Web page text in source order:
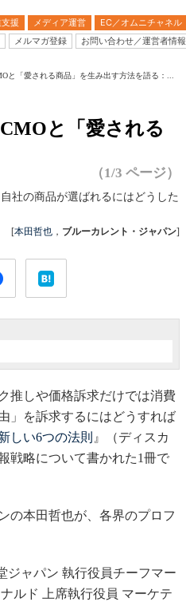
援 メディア運営 EC／オムニチャネル
メルマガ登録 お問い合わせ／運営者情報
と「愛される商品」を生み出す方法を語る：...
と「愛される
（1/3 ページ）
社の商品が選ばれるにはどうした
[本田哲也 ， ブルーカレント・ジャパン]
推しや価格訴求だけでは消費
」を訴求するにはどうすれば
しい6つの法則 』（ディスカ
戦略について書かれた1冊で
の本田哲也が、各界のプロフ
ャパン 執行役員チーフマー
ルド 上席執行役員 マーケテ